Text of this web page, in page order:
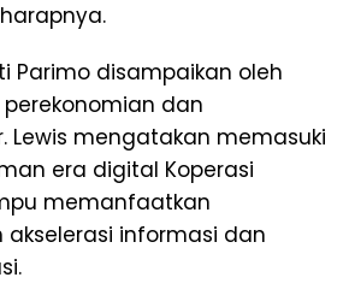
Parimo disampaikan oleh
dan
Lewis mengatakan memasuki
era digital Koperasi
memanfaatkan
informasi dan